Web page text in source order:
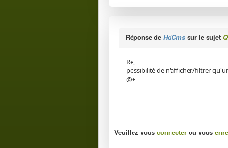
Réponse de HdCms sur le sujet
Re,
possibilité de n'afficher/filtrer
@+
Veuillez vous connecter ou vous